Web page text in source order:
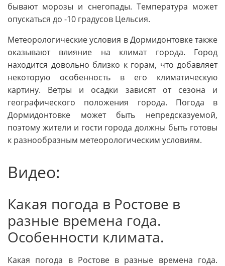
бывают морозы и снегопады. Температура может
опускаться до -10 градусов Цельсия.
Метеорологические условия в Дормидонтовке также
оказывают влияние на климат города. Город
находится довольно близко к горам, что добавляет
некоторую особенность в его климатическую
картину. Ветры и осадки зависят от сезона и
географического положения города. Погода в
Дормидонтовке может быть непредсказуемой,
поэтому жители и гости города должны быть готовы
к разнообразным метеорологическим условиям.
Видео:
Какая погода в Ростове в
разные времена года.
Особенности климата.
Какая погода в Ростове в разные времена года.